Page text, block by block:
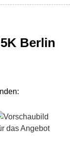
Berlin